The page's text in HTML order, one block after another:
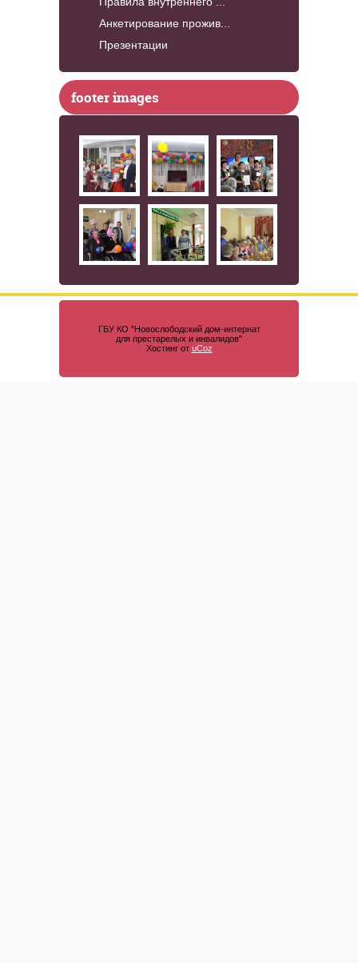
Анкетирование прожив...
Презентации
footer images
ГБУ КО "Новослободский дом-интернат
для престарелых и инвалидов"
Хостинг от uCoz